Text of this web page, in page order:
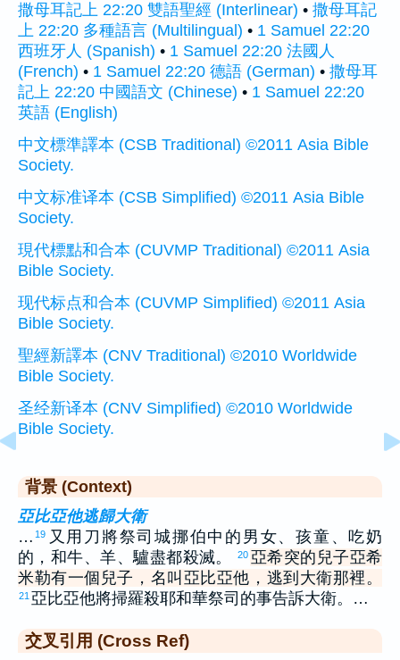
撒母耳記上 22:20 雙語聖經 (Interlinear) • 撒母耳記
上 22:20 多種語言 (Multilingual) • 1 Samuel 22:20
西班牙人 (Spanish) • 1 Samuel 22:20 法國人
(French) • 1 Samuel 22:20 德語 (German) • 撒母耳
記上 22:20 中國語文 (Chinese) • 1 Samuel 22:20
英語 (English)
中文標準譯本 (CSB Traditional) ©2011 Asia Bible
Society.
中文标准译本 (CSB Simplified) ©2011 Asia Bible
Society.
現代標點和合本 (CUVMP Traditional) ©2011 Asia
Bible Society.
现代标点和合本 (CUVMP Simplified) ©2011 Asia
Bible Society.
聖經新譯本 (CNV Traditional) ©2010 Worldwide
Bible Society.
圣经新译本 (CNV Simplified) ©2010 Worldwide
Bible Society.
背景 (Context)
亞比亞他逃歸大衛
… 19 又用刀將祭司城挪伯中的男女、孩童、吃奶
的，和牛、羊、驢盡都殺滅。
20 亞希突的兒子亞希
米勒有一個兒子，名叫亞比亞他，逃到大衛那裡。
21 亞比亞他將掃羅殺耶和華祭司的事告訴大衛。…
交叉引用 (Cross Ref)